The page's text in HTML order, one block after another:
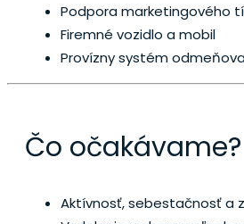
Podpora marketingového
Firemné vozidlo a mobil
Provízny systém
Čo očakávame?
Aktívnosť, sebestačnosť a